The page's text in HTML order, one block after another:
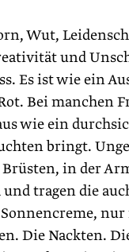
Wut,
und
Es ist wie ein
Bei manchen
wie ein
bringt.
in der
tragen die
Die Nackten.